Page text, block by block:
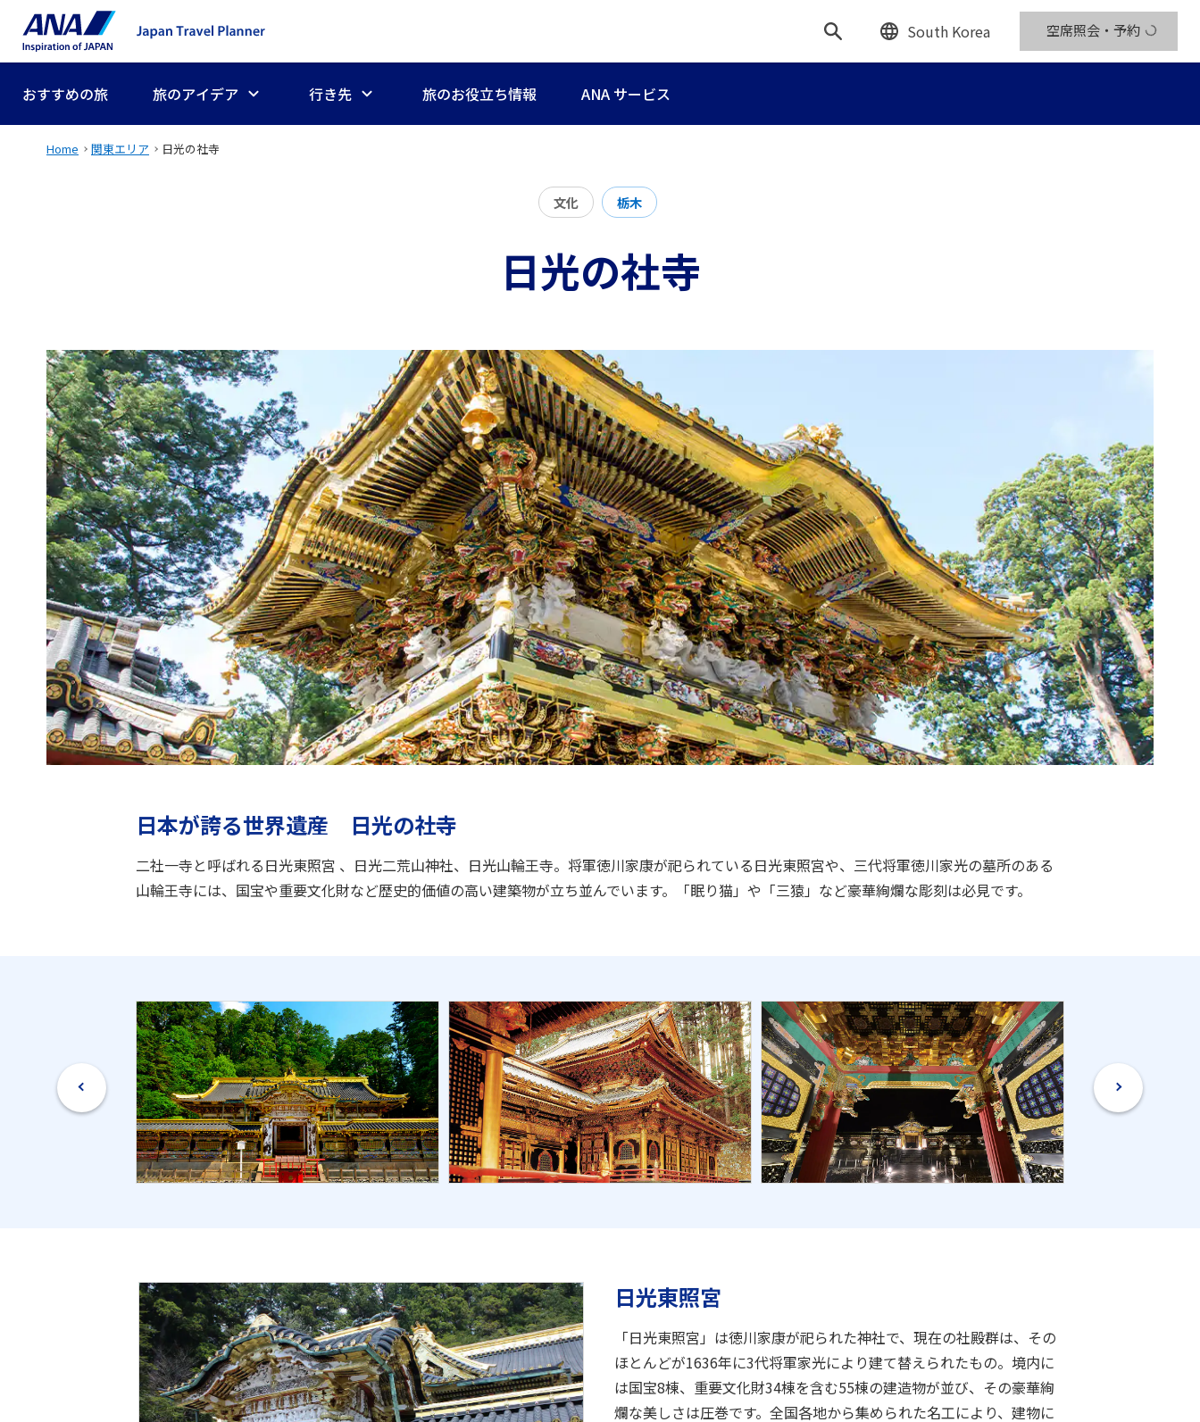
South Korea 空席照会・予約
おすすめの旅 旅のアイデア 行き先 旅のお役立ち情報 ANA サービス
Home 関東エリア 日光の社寺
文化 栃木
日光の社寺
日本が誇る世界遺産 日光の社寺
二社一寺と呼ばれる日光東照宮 、日光二荒山神社、日光山輪王寺。将軍徳川家康が祀られている日光東照宮や、三代将軍徳川家光の墓所のある
山輪王寺には、国宝や重要文化財など歴史的価値の高い建築物が立ち並んでいます。「眠り猫」や「三猿」など豪華絢爛な彫刻は必見です。
日光東照宮
「日光東照宮」は徳川家康が祀られた神社で、現在の社殿群は、その
ほとんどが1636年に3代将軍家光により建て替えられたもの。境内に
は国宝8棟、重要文化財34棟を含む55棟の建造物が並び、その豪華絢
爛な美しさは圧巻です。全国各地から集められた名工により、建物に